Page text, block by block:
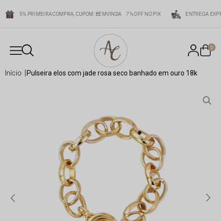
5% PRIMEIRA COMPRA, CUPOM: BEMVINDA 7% OFF NO PIX ENTREGA
0
início pulseira elos com jade rosa seco banhado em ouro 18k